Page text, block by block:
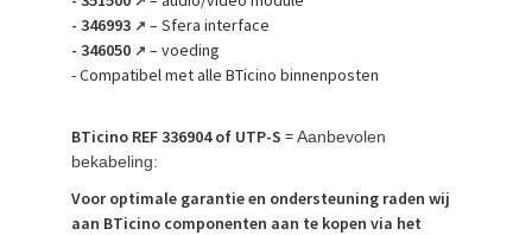
- 346993 ↗ – Sfera interface
- 346050 ↗ – voeding
- Compatibel met alle BTicino binnenposten
BTicino REF 336904 of UTP-S =Aanbevolen
bekabeling:
Voor optimale garantie en ondersteuning raden wij
aan BTicino componenten aan te kopen via het